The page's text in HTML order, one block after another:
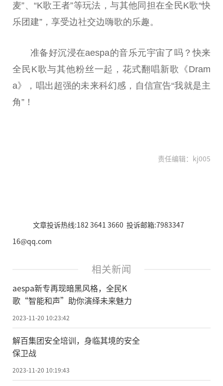
麦”、“K歌王者”等玩法，与其他同担在全民K歌“快
乐团建”，享受边社交边嗨歌的乐趣。
准备好沉浸在aespa的音乐元宇宙了吗？快来
全民K歌与其他粉丝一起，花式翻唱新歌《Dram
a》，唱出超强的未来科幻感，自信宣告“我就是主
角”！
责任编辑：kj005
文章投诉热线:182 3641 3660 投诉邮箱:7983347
16@qq.com
相关新闻
aespa新专再现暗黑风格，全民K
歌“智能和声”助你演绎未来魅力
2023-11-20 10:23:42
解百集团安全培训，身临其境的安全
保卫战
2023-11-20 10:19:43